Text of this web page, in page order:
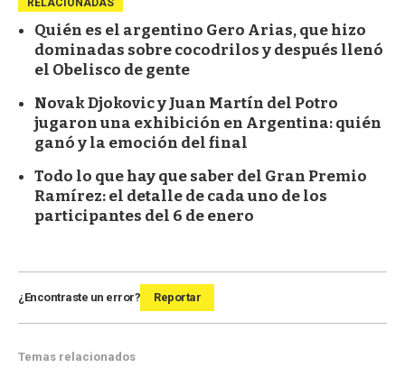
RELACIONADAS
Quién es el argentino Gero Arias, que hizo
dominadas sobre cocodrilos y después llenó
el Obelisco de gente
Novak Djokovic y Juan Martín del Potro
jugaron una exhibición en Argentina: quién
ganó y la emoción del final
Todo lo que hay que saber del Gran Premio
Ramírez: el detalle de cada uno de los
participantes del 6 de enero
¿Encontraste un error? Reportar
Temas relacionados